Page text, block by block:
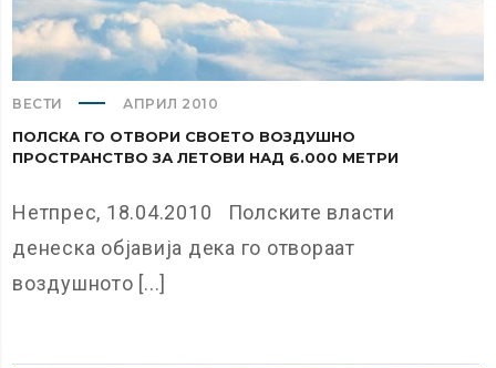
ВЕСТИ АПРИЛ 2010
ПОЛСКА ГО ОТВОРИ СВОЕТО ВОЗДУШНО
ПРОСТРАНСТВО ЗА ЛЕТОВИ НАД 6.000 МЕТРИ
Нетпрес, 18.04.2010 Полските власти
денеска објавија дека го отвораат
воздушното [...]